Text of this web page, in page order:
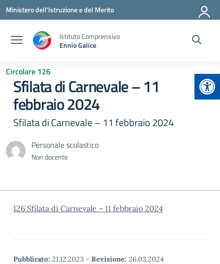
Vai ai contenuti
Vai al menu di navigazione
Vai al footer
Ministero dell'Istruzione e del Merito
Istituto Comprensivo
Ennio Galice
Circolare 126
Sfilata di Carnevale – 11
febbraio 2024
Sfilata di Carnevale – 11 febbraio 2024
Personale scolastico
Non docente
126 Sfilata di Carnevale – 11 febbraio 2024
Pubblicato: 21.12.2023 - Revisione: 26.03.2024